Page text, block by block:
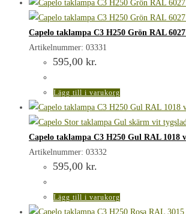
Capelo taklampa C3 H250 Grön RAL
Artikelnummer: 03331
595,00 kr.
Lägg till i varukorg
Capelo taklampa C3 H250 Gul RAL 1018
Artikelnummer: 03332
595,00 kr.
Lägg till i varukorg